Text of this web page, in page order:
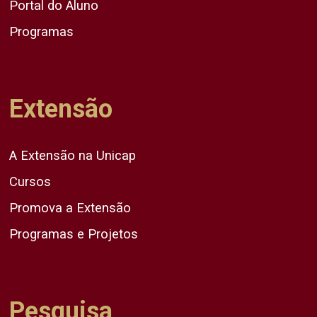
Portal do Aluno
Programas
Extensão
A Extensão na Unicap
Cursos
Promova a Extensão
Programas e Projetos